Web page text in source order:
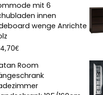
mit 6
innen
wenge Anrichte
€
Room